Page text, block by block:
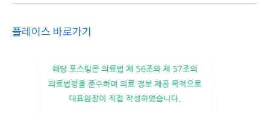
플레이스 바로가기